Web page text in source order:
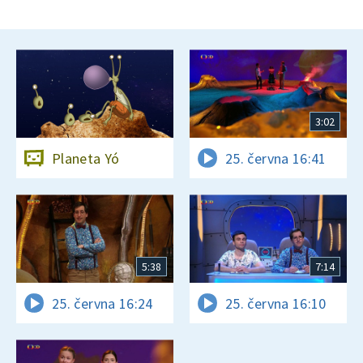
Planeta Yó
3:02
25. června 16:41
5:38
25. června 16:24
7:14
25. června 16:10